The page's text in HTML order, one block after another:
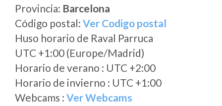
Provincia: Barcelona
Código postal: Ver Codigo postal
Huso horario de Raval Parruca
UTC +1:00 (Europe/Madrid)
Horario de verano : UTC +2:00
Horario de invierno : UTC +1:00
Webcams : Ver Webcams